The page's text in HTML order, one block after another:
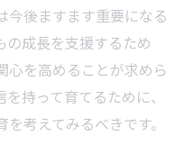
今後ますます重要になる
の成長を支援するため
心を高めることが求めら
持って育てるために、
考えてみるべきです。